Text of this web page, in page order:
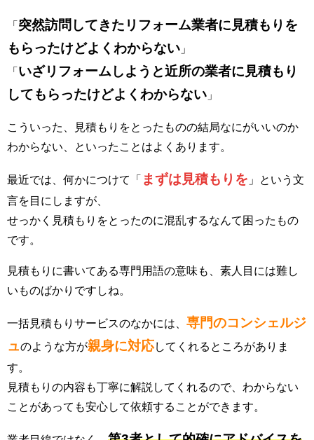
「 突然訪問してきたリフォーム業者に見積もりを
もらったけどよくわからない 」
「 いざリフォームしようと近所の業者に見積もり
してもらったけどよくわからない 」
こういった、見積もりをとったものの結局なにがいいのか
わからない、といったことはよくあります。
最近では、何かにつけて「 まずは見積もりを 」という文
言を目にしますが、
せっかく見積もりをとったのに混乱するなんて困ったもの
です。
見積もりに書いてある専門用語の意味も、素人目には難し
いものばかりですしね。
一括見積もりサービスのなかには、 専門のコンシェルジ
ュのような方が親身に対応してくれるところがありま
す。
見積もりの内容も丁寧に解説してくれるので、わからない
ことがあっても安心して依頼することができます。